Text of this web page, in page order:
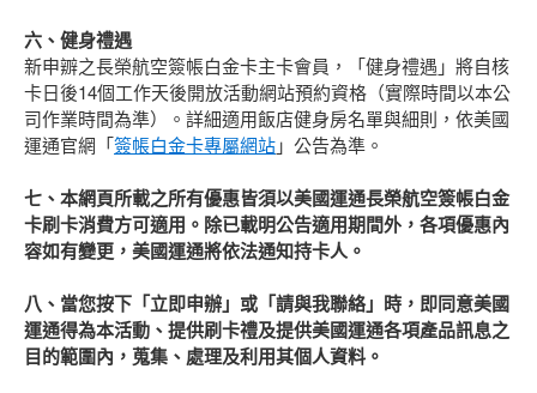
六、健身禮遇
新申辧之長榮航空簽帳白金卡主卡會員，「健身禮遇」將自核
卡日後14個工作天後開放活動網站預約資格（實際時間以本公
司作業時間為準）。詳細適用飯店健身房名單與細則，依美國
運通官網「簽帳白金卡專屬網站」公告為準。
七、本網頁所載之所有優惠皆須以美國運通長榮航空簽帳白金
卡刷卡消費方可適用。除已載明公告適用期間外，各項優惠內
容如有變更，美國運通將依法通知持卡人。
八、當您按下「立即申辦」或「請與我聯絡」時，即同意美國
運通得為本活動、提供刷卡禮及提供美國運通各項產品訊息之
目的範圍內，蒐集、處理及利用其個人資料。